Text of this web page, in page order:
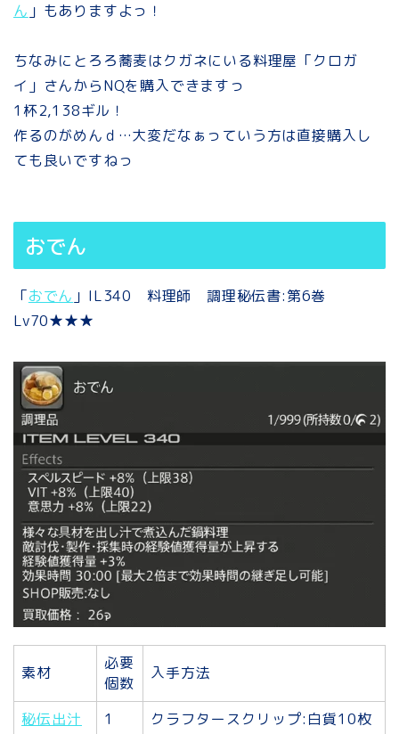
ん 」もありますよっ！
ちなみにとろろ蕎麦はクガネにいる料理屋「クロガ
イ」さんからNQを購入できますっ
1杯2,138ギル！
作るのがめんｄ…大変だなぁっていう方は直接購入し
ても良いですねっ
おでん
「おでん 」IL340 料理師 調理秘伝書:第6巻
Lv70★★★
素材
必要
個数
入手方法
秘伝出汁 1
クラフタースクリップ:白貨10枚